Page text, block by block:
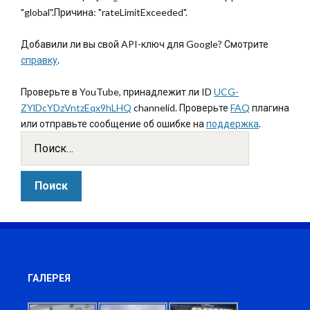
"global".Причина: "rateLimitExceeded".
Добавили ли вы свой API-ключ для Google? Смотрите
справку.
Проверьте в YouTube, принадлежит ли ID UCG-
ZYlDcYDzVntzEqx9hLHQ channelid. Проверьте FAQ плагина
или отправьте сообщение об ошибке на поддержка.
ГАЛЕРЕЯ